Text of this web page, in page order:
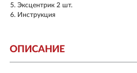
Эксцентрик 2 шт.
Инструкция
ОПИСАНИЕ